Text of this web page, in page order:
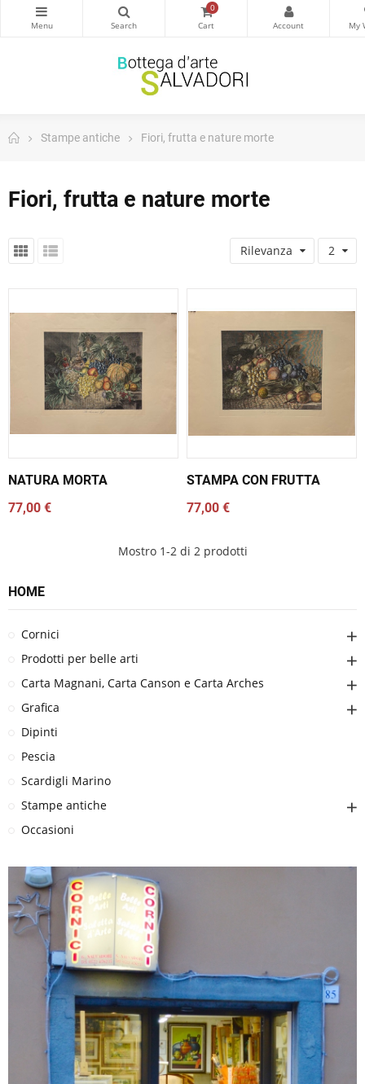
0
Stampe antiche Fiori, frutta e nature morte
Fiori, frutta e nature morte
Rilevanza 2
NATURA MORTA
77,00 €
STAMPA CON FRUTTA
77,00 €
Mostro 1-2 di 2 prodotti
HOME
Cornici
Prodotti per belle arti
Carta Magnani, Carta Canson e Carta Arches
Grafica
Dipinti
Pescia
Scardigli Marino
Stampe antiche
Occasioni